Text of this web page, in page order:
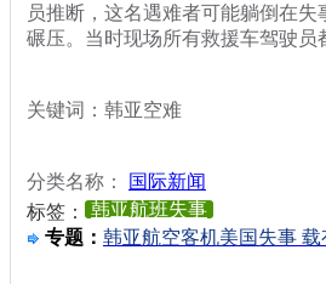
员推断，这名遇难者可能躺倒在
碾压。当时现场所有救援车驾驶员
关键词：韩亚空难
分类名称：
国际新闻
标签：
韩亚航班失事
专题： 韩亚航空客机美国失事 载